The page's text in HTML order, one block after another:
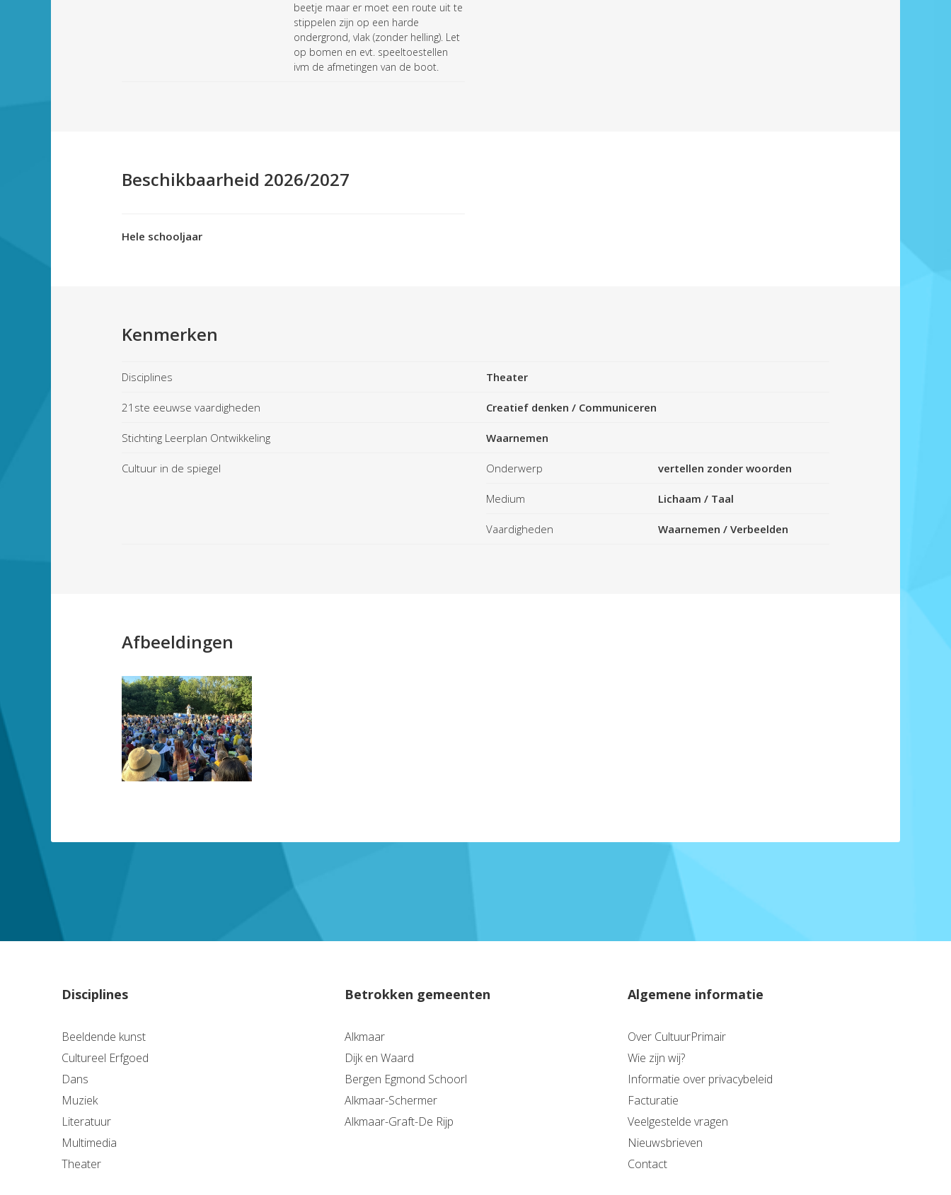
beetje maar er moet een route uit te
stippelen zijn op een harde
ondergrond, vlak (zonder helling). Let
op bomen en evt. speeltoestellen
ivm de afmetingen van de boot.
Beschikbaarheid 2026/2027
Hele schooljaar
Kenmerken
Disciplines Theater
21ste eeuwse vaardigheden Creatief denken / Communiceren
Stichting Leerplan Ontwikkeling Waarnemen
Cultuur in de spiegel Onderwerp vertellen zonder woorden
Medium Lichaam / Taal
Vaardigheden Waarnemen / Verbeelden
Afbeeldingen
Disciplines
Beeldende kunst
Cultureel Erfgoed
Dans
Muziek
Literatuur
Multimedia
Theater
Betrokken gemeenten
Alkmaar
Dijk en Waard
Bergen Egmond Schoorl
Alkmaar-Schermer
Alkmaar-Graft-De Rijp
Algemene informatie
Over CultuurPrimair
Wie zijn wij?
Informatie over privacybeleid
Facturatie
Veelgestelde vragen
Nieuwsbrieven
Contact